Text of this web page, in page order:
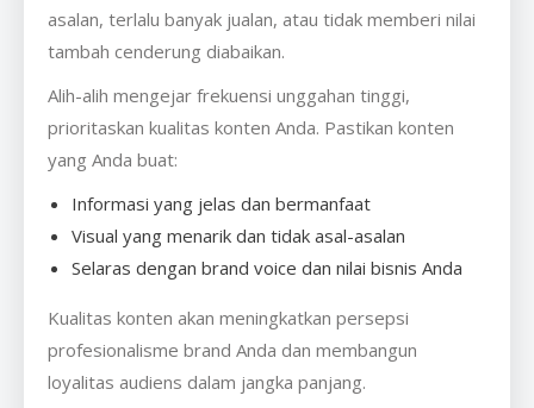
asalan, terlalu banyak jualan, atau tidak memberi nilai
tambah cenderung diabaikan.
Alih-alih mengejar frekuensi unggahan tinggi,
prioritaskan kualitas konten Anda. Pastikan konten
yang Anda buat:
Informasi yang jelas dan bermanfaat
Visual yang menarik dan tidak asal-asalan
Selaras dengan brand voice dan nilai bisnis Anda
Kualitas konten akan meningkatkan persepsi
profesionalisme brand Anda dan membangun
loyalitas audiens dalam jangka panjang.